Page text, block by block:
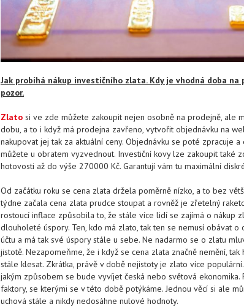
Jak probíhá nákup investičního zlata. Kdy je vhodná doba
pozor.
Zlato si ve zde můžete zakoupit nejen osobně na prodejně, ale
dobu, a to i když má prodejna zavřeno, vytvořit objednávku na
nakupovat jej tak za aktuální ceny. Objednávku se poté zpracuje
můžete u obratem vyzvednout. Investiční kovy lze zakoupit také
hotovosti až do výše 270000 Kč. Garantují vám tu maximální
Od začátku roku se cena zlata držela poměrně nízko, a to bez
týdne začala cena zlata prudce stoupat a rovněž je zřetelný
rostoucí inflace způsobila to, že stále více lidí se zajímá o nákup
dlouholeté úspory. Ten, kdo má zlato, tak ten se nemusí obávat o
účtu a má tak své úspory stále u sebe. Ne nadarmo se o zlatu
jistotě. Nezapomeňme, že i když se cena zlata značně nemění,
stále klesat. Zkrátka, právě v době nejistoty je zlato více
jakým způsobem se bude vyvíjet česká nebo světová ekonomika.
faktory, se kterými se v této době potýkáme. Jednou věcí si ale
uchová stále a nikdy nedosáhne nulové hodnoty.